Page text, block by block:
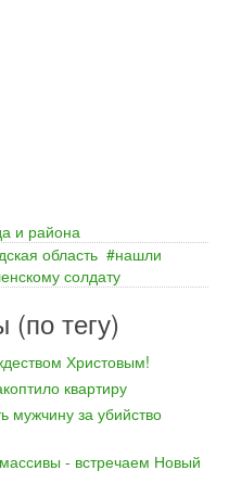
и района
область
нашли
солдату
тегу)
Христовым!
квартиру
мужчину за убийство
- встречаем Новый